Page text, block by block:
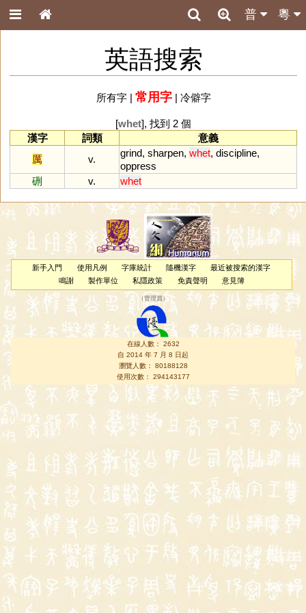
粵
普
英語搜索
所有字| 常用字| 冷僻字
[whet], 找到 2 個
漢字
詞類
意義
厲
v.
grind, sharpen, whet, discipline,
oppress
硎
v. whet
新手入門 使用凡例 字庫統計 隨機漢字
最近被搜索的漢字
鳴謝
製作單位 私隱政策 免責聲明 意見簿
（管理員 ）
在線人數： 2632
自 2014 年 7 月 8 日起
瀏覽人數： 80188128
使用次數： 294143177